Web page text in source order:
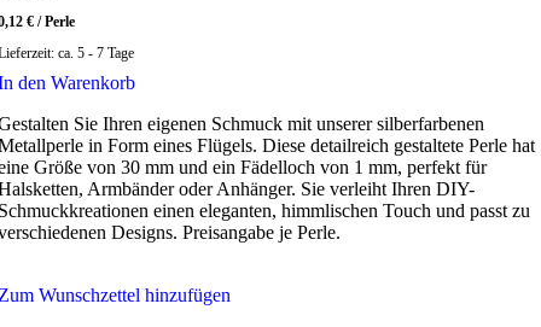
€ /Perle
ca. 5 - 7 Tage
den Warenkorb
Sie Ihren eigenen Schmuck mit unserer silberfarbenen
in Form eines Flügels. Diese detailreich gestaltete Perle hat
Größe von 30 mm und ein Fädelloch von 1 mm, perfekt für
Armbänder oder Anhänger. Sie verleiht Ihren DIY-
einen eleganten, himmlischen Touch und passt zu
Designs. Preisangabe je Perle.
Wunschzettel hinzufügen